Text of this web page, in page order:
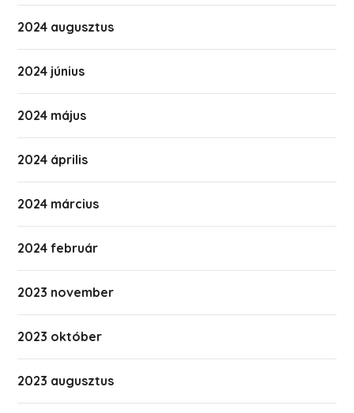
2024 augusztus
2024 június
2024 május
2024 április
2024 március
2024 február
2023 november
2023 október
2023 augusztus